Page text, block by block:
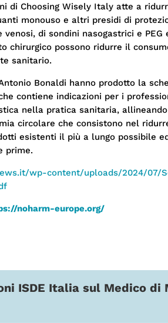
di Choosing Wisely Italy atte a
monouso e altri presidi di
di sondini nasogastrici e PEG
chirurgico possono ridurre il
sanitario.
Bonaldi hanno prodotto la
contiene indicazioni per i
nella pratica sanitaria,
circolare che consistono nel
esistenti il più a lungo possibile
prime.
wp-content/uploads/2024/07/
noharm-europe.org/
ISDE Italia sul Medico di